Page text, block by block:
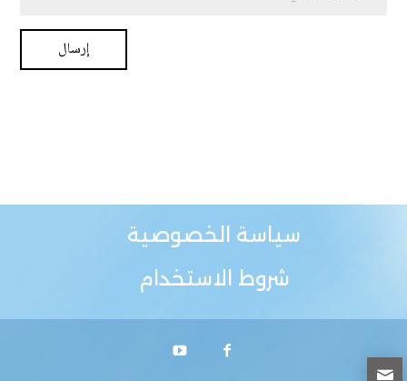
سياسة الخصوصية
شروط الاستخدام